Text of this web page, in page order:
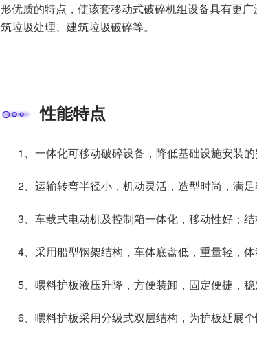
形优质的特点，使该套移动式破碎机组设备具有更
筑垃圾处理、建筑垃圾破碎等。
性能特点
1、一体化可移动破碎设备，降低基础设施安装
2、运输转弯半径小，机动灵活，造型时尚，满足
3、车载式电动机及控制箱一体化，移动性好；
4、采用船型钢架结构，车体底盘低，重量轻，体
5、喂料护板液压升降，方便装卸，固定便捷，稳
6、喂料护板采用分级式双层结构，为护板延展个